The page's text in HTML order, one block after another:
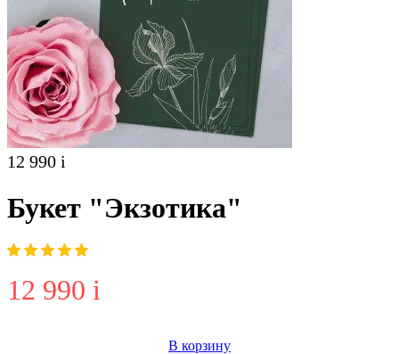
12 990 i
Букет "Экзотика"
12 990 i
В корзину